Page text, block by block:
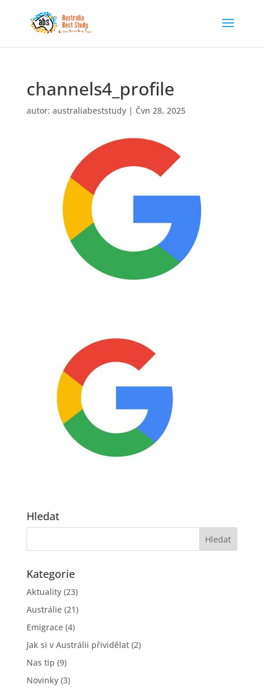
channels4_profile
autor: australiabeststudy| Čvn 28, 2025
Hledat
Kategorie
Aktuality(23)
Austrálie(21)
Emigrace(4)
Jak si v Austrálii přividělat(2)
Nas tip (9)
Novinky(3)